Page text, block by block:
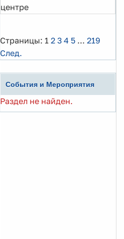
центре
Страницы: 1 2 3 4 5 ... 219
След.
События и Мероприятия
Раздел не найден.